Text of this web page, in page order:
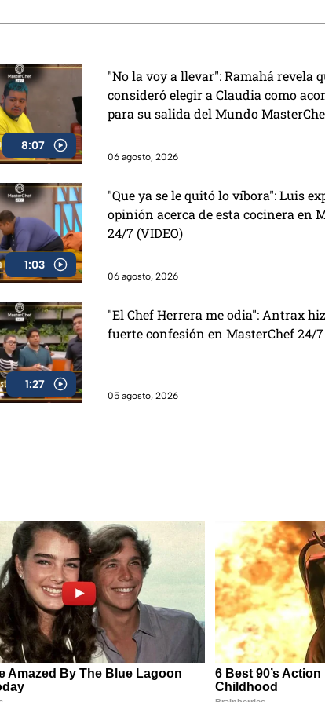
8:07
"No la voy a llevar": Ramahá revela
consideró elegir a Claudia como
para su salida del Mundo
06 agosto, 2026
1:03
"Que ya se le quitó lo víbora": Luis
opinión acerca de esta cocinera en
24/7 (VIDEO)
06 agosto, 2026
1:27
"El Chef Herrera me odia": Antrax
fuerte confesión en MasterChef 24/7
05 agosto, 2026